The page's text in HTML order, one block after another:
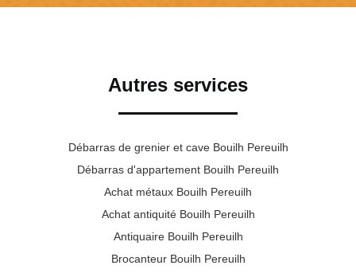
Autres services
Débarras de grenier et cave Bouilh Pereuilh
Débarras d'appartement Bouilh Pereuilh
Achat métaux Bouilh Pereuilh
Achat antiquité Bouilh Pereuilh
Antiquaire Bouilh Pereuilh
Brocanteur Bouilh Pereuilh